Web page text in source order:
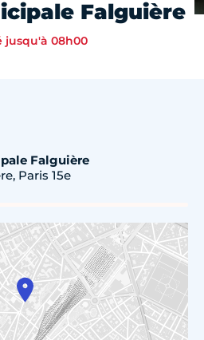
Falguière
jusqu'à 08h00
Falguière
Paris 15e